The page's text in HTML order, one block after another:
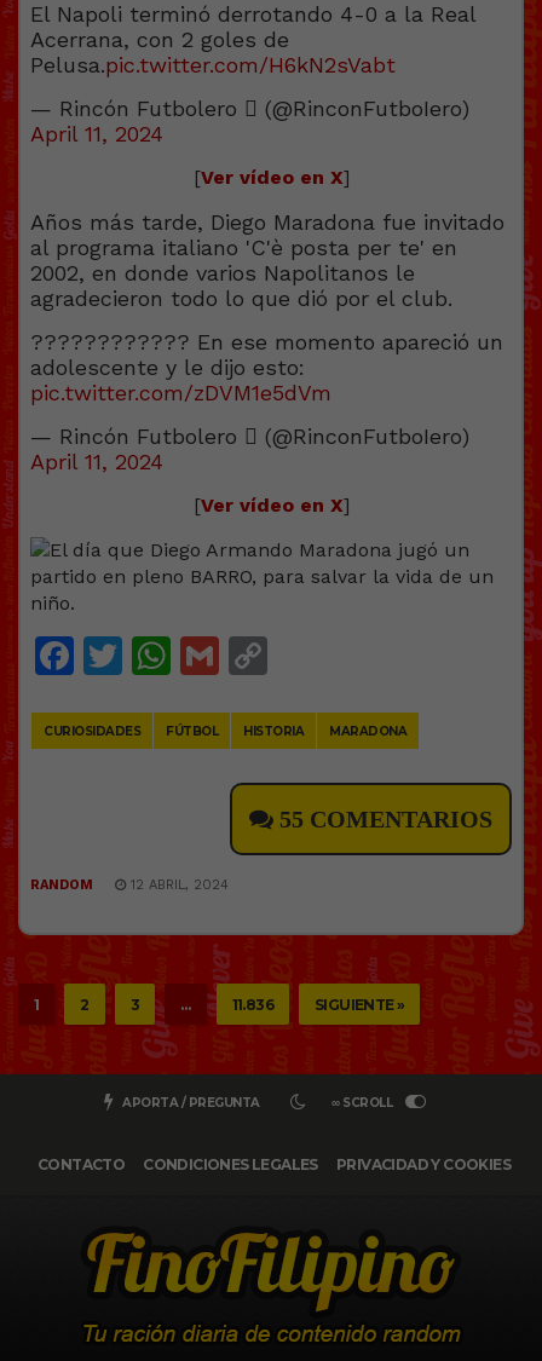
El Napoli terminó derrotando 4-0 a la Real
Acerrana, con 2 goles de
Pelusa.pic.twitter.com/H6kN2sVabt
— Rincón Futbolero  (@RinconFutboIero)
April 11, 2024
[Ver vídeo en X]
Años más tarde, Diego Maradona fue invitado
al programa italiano 'C'è posta per te' en
2002, en donde varios Napolitanos le
agradecieron todo lo que dió por el club.
???????????? En ese momento apareció un
adolescente y le dijo esto:
pic.twitter.com/zDVM1e5dVm
— Rincón Futbolero  (@RinconFutboIero)
April 11, 2024
[Ver vídeo en X]
Facebook
Twitter
WhatsApp
Gmail
CURIOSIDADES FÚTBOL HISTORIA MARADONA
55 COMENTARIOS
RANDOM 12 ABRIL, 2024
1 2 3 … 11.836 SIGUIENTE »
APORTA / PREGUNTA ∞ SCROLL
CONTACTO CONDICIONES LEGALES PRIVACIDAD Y COOKIES